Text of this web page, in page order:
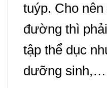
tuýp. Cho
đường thì
tập thể dục
dưỡng